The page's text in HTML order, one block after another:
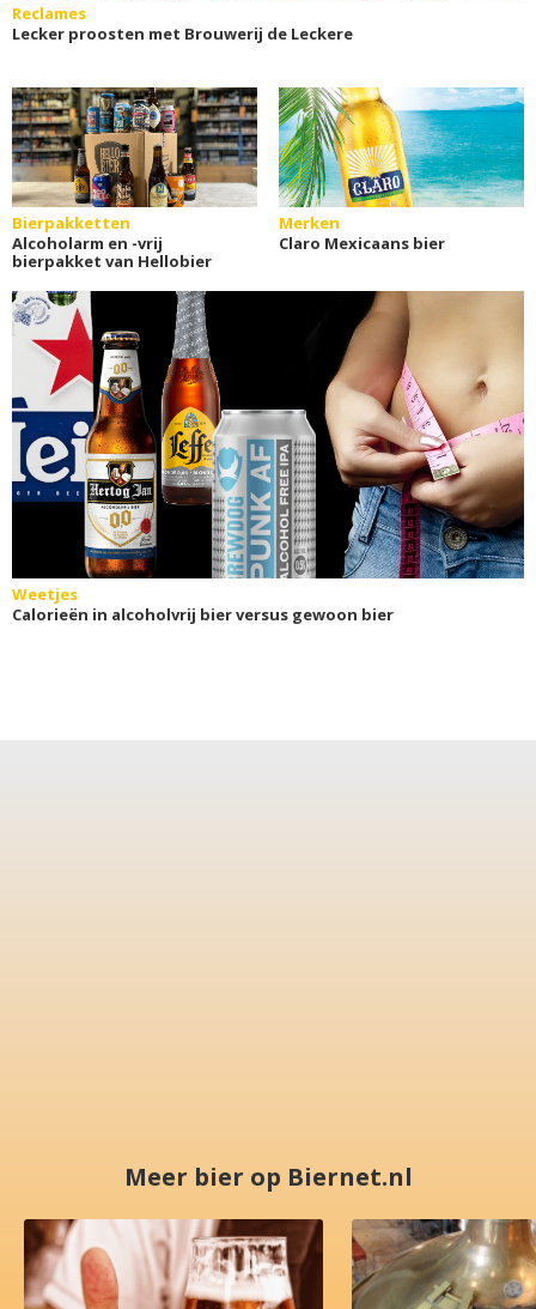
Reclames
Lecker proosten met Brouwerij de Leckere
Bierpakketten
Alcoholarm en -vrij
bierpakket van Hellobier
Merken
Claro Mexicaans bier
Weetjes
Calorieën in alcoholvrij bier versus gewoon bier
Meer bier op Biernet.nl